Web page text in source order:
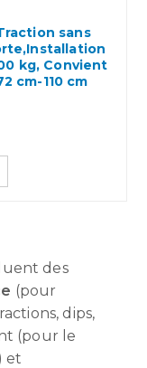
sans
kg, Convient
cm-110 cm
des
(pour
dips,
(pour le
et